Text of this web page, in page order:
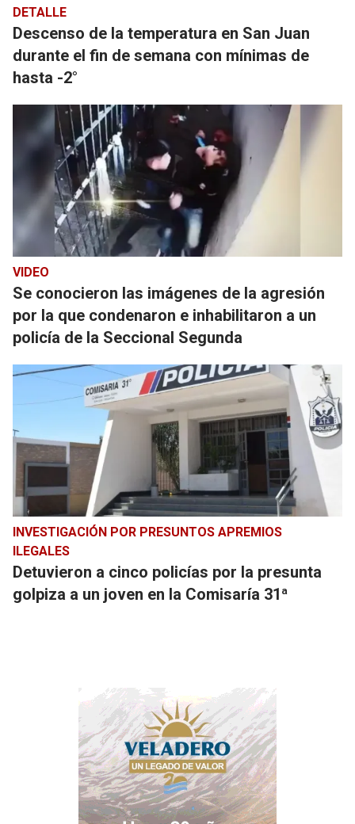
DETALLE
Descenso de la temperatura en San Juan
durante el fin de semana con mínimas de
hasta -2°
VIDEO
Se conocieron las imágenes de la agresión
por la que condenaron e inhabilitaron a un
policía de la Seccional Segunda
INVESTIGACIÓN POR PRESUNTOS APREMIOS
ILEGALES
Detuvieron a cinco policías por la presunta
golpiza a un joven en la Comisaría 31ª